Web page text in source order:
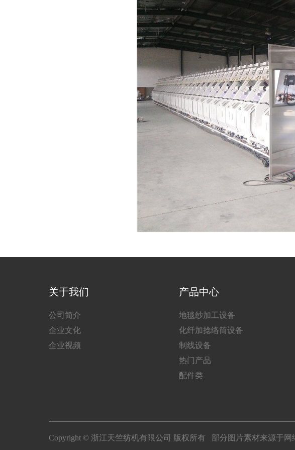
关于我们
公司简介
企业文化
企业视频
产品中心
地毯纱加工设备
化纤加捻络筒设备
制线设备
热门产品
配件类
Copyright © 浙江天竺纺机有限公司 版权所有 部分图片素材来源于网